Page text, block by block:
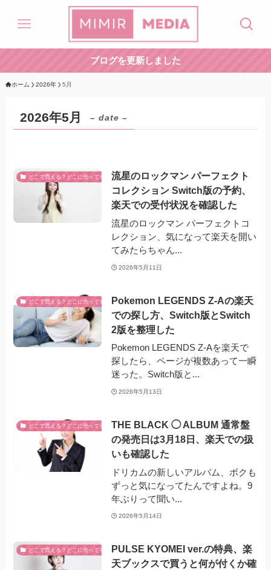
ブログを更新しました
ホーム 2026年 5月
2026年5月 – date –
どこで買える？どこに売ってる？
流星のロックマン パーフェクト
コレクション Switch版の予約、
楽天での受付状況を確認した
流星のロックマン パーフェクトコ
レクション、気になって楽天を開い
てみたらちゃん...
2026年5月11日
どこで買える？どこに売ってる？
Pokemon LEGENDS Z-Aの楽天
での探し方、Switch版とSwitch
2版を整理した
Pokemon LEGENDS Z-Aを楽天で
探したら、ページが複数あって一瞬
迷った。Switch版と...
2026年5月13日
どこで買える？どこに売ってる？
THE BLACK ◯ ALBUM 通常盤
の発売日は3月18日、楽天での扱
いも確認した
ドリカムの新しいアルバム、ボクも
ずっと気になってたんですよね。9
年ぶりって聞い...
2026年5月14日
どこで買える？どこに売ってる？
PULSE KYOMEI ver.の特典、楽
天ブックスで買うと何が付くか確